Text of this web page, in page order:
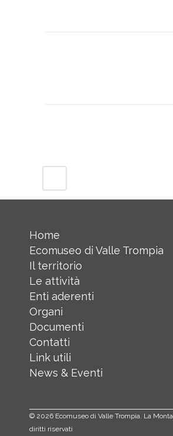
Home
Ecomuseo di Valle Trompia
Il territorio
Le attività
Enti aderenti
Organi
Documenti
Contatti
Link utili
News & Eventi
© 2026 Ecomuseo di Valle Trompia. La
diritti riservati